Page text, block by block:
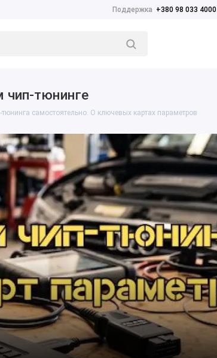
Поддержка +380 98 033 4000
чип-тюнинге
самостоятельно. О ключевых картах параметров